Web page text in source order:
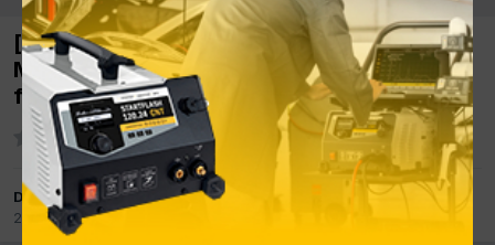
[Ibiza 04/2002 1390cc BBY 55Kw Benzina]
Marce inserite, ma la macchina rimane in
folle
Da skyfox
24 Gennaio 2013